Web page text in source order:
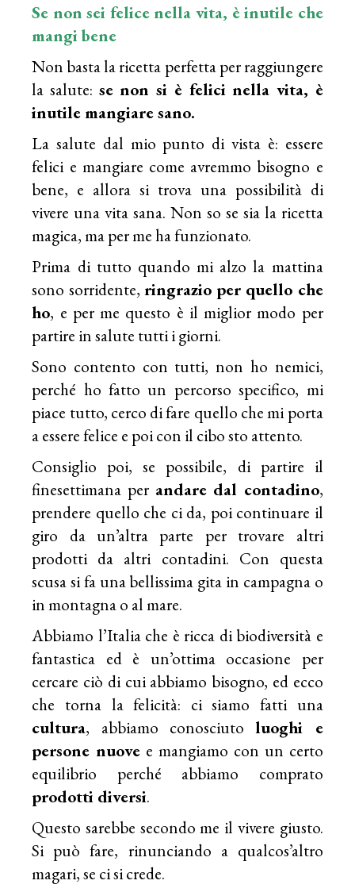
Se non sei felice nella vita, è inutile che
mangi bene
Non basta la ricetta perfetta per raggiungere
la salute: se non si è felici nella vita, è
inutile mangiare sano.
La salute dal mio punto di vista è: essere
felici e mangiare come avremmo bisogno e
bene, e allora si trova una possibilità di
vivere una vita sana. Non so se sia la ricetta
magica, ma per me ha funzionato.
Prima di tutto quando mi alzo la mattina
sono sorridente, ringrazio per quello che
ho, e per me questo è il miglior modo per
partire in salute tutti i giorni.
Sono contento con tutti, non ho nemici,
perché ho fatto un percorso specifico, mi
piace tutto, cerco di fare quello che mi porta
a essere felice e poi con il cibo sto attento.
Consiglio poi, se possibile, di partire il
finesettimana per andare dal contadino,
prendere quello che ci da, poi continuare il
giro da un’altra parte per trovare altri
prodotti da altri contadini. Con questa
scusa si fa una bellissima gita in campagna o
in montagna o al mare.
Abbiamo l’Italia che è ricca di biodiversità e
fantastica ed è un’ottima occasione per
cercare ciò di cui abbiamo bisogno, ed ecco
che torna la felicità: ci siamo fatti una
cultura, abbiamo conosciutoluoghi e
persone nuove e mangiamo con un certo
equilibrio perché abbiamo comprato
prodotti diversi.
Questo sarebbe secondo me il vivere giusto.
Si può fare, rinunciando a qualcos’altro
magari, se ci si crede.